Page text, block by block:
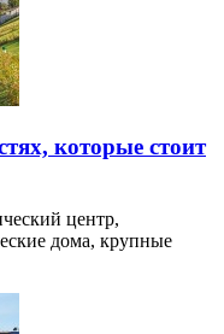
которые стоит
центр,
дома, крупные